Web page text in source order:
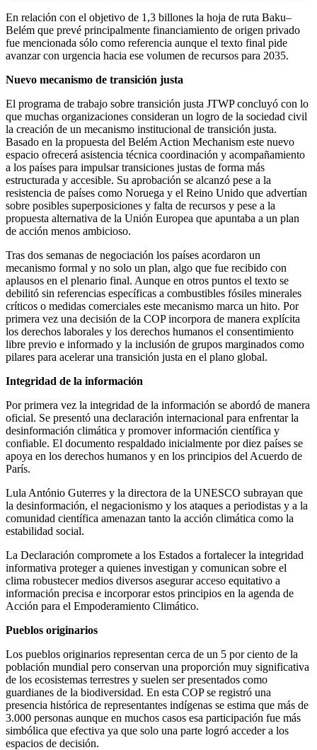
En relación con el objetivo de 1,3 billones la hoja de ruta Baku–
Belém que prevé principalmente financiamiento de origen privado
fue mencionada sólo como referencia aunque el texto final pide
avanzar con urgencia hacia ese volumen de recursos para 2035.
Nuevo mecanismo de transición justa
El programa de trabajo sobre transición justa JTWP concluyó con lo
que muchas organizaciones consideran un logro de la sociedad civil
la creación de un mecanismo institucional de transición justa.
Basado en la propuesta del Belém Action Mechanism este nuevo
espacio ofrecerá asistencia técnica coordinación y acompañamiento
a los países para impulsar transiciones justas de forma más
estructurada y accesible. Su aprobación se alcanzó pese a la
resistencia de países como Noruega y el Reino Unido que advertían
sobre posibles superposiciones y falta de recursos y pese a la
propuesta alternativa de la Unión Europea que apuntaba a un plan
de acción menos ambicioso.
Tras dos semanas de negociación los países acordaron un
mecanismo formal y no solo un plan, algo que fue recibido con
aplausos en el plenario final. Aunque en otros puntos el texto se
debilitó sin referencias específicas a combustibles fósiles minerales
críticos o medidas comerciales este mecanismo marca un hito. Por
primera vez una decisión de la COP incorpora de manera explícita
los derechos laborales y los derechos humanos el consentimiento
libre previo e informado y la inclusión de grupos marginados como
pilares para acelerar una transición justa en el plano global.
Integridad de la información
Por primera vez la integridad de la información se abordó de manera
oficial. Se presentó una declaración internacional para enfrentar la
desinformación climática y promover información científica y
confiable. El documento respaldado inicialmente por diez países se
apoya en los derechos humanos y en los principios del Acuerdo de
París.
Lula António Guterres y la directora de la UNESCO subrayan que
la desinformación, el negacionismo y los ataques a periodistas y a la
comunidad científica amenazan tanto la acción climática como la
estabilidad social.
La Declaración compromete a los Estados a fortalecer la integridad
informativa proteger a quienes investigan y comunican sobre el
clima robustecer medios diversos asegurar acceso equitativo a
información precisa e incorporar estos principios en la agenda de
Acción para el Empoderamiento Climático.
Pueblos originarios
Los pueblos originarios representan cerca de un 5 por ciento de la
población mundial pero conservan una proporción muy significativa
de los ecosistemas terrestres y suelen ser presentados como
guardianes de la biodiversidad. En esta COP se registró una
presencia histórica de representantes indígenas se estima que más de
3.000 personas aunque en muchos casos esa participación fue más
simbólica que efectiva ya que solo una parte logró acceder a los
espacios de decisión.